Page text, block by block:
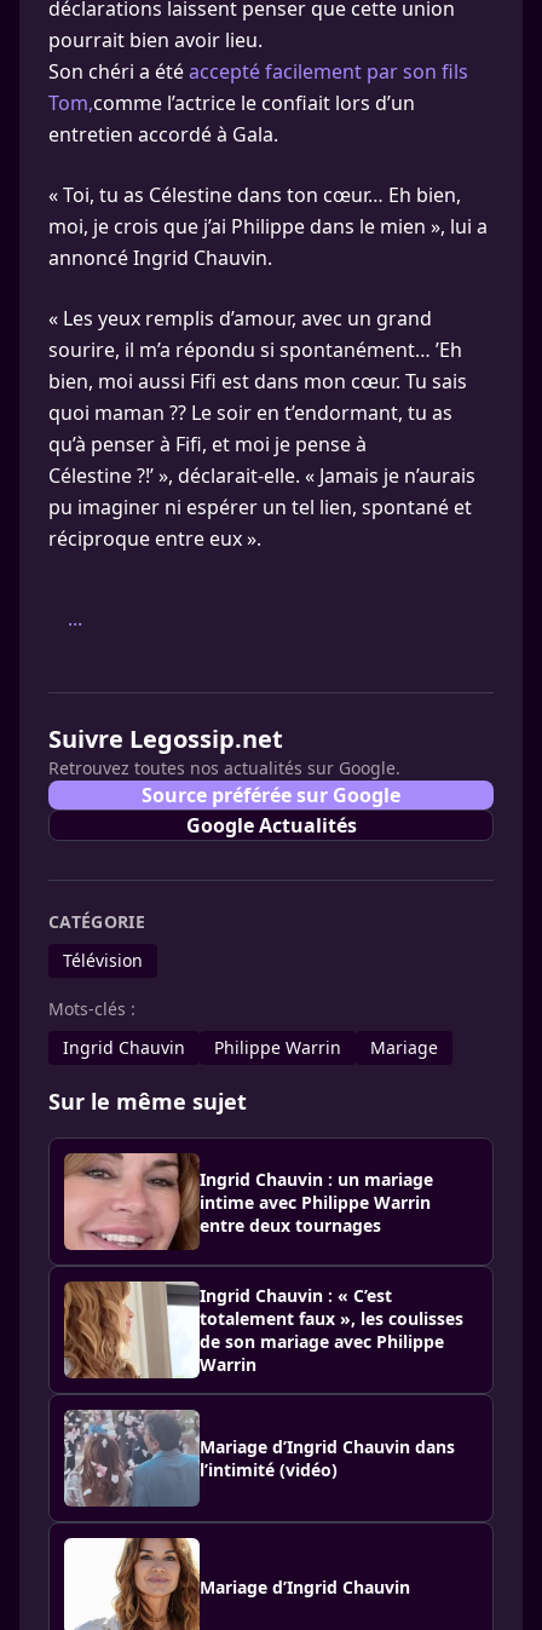
déclarations laissent penser que cette union
pourrait bien avoir lieu.
Son chéri a étéaccepté facilement par son fils
Tom,comme l’actrice le confiait lors d’un
entretien accordé à Gala.
« Toi, tu as Célestine dans ton cœur… Eh bien,
moi, je crois que j’ai Philippe dans le mien », lui a
annoncé Ingrid Chauvin.
« Les yeux remplis d’amour, avec un grand
sourire, il m’a répondu si spontanément… ’Eh
bien, moi aussi Fifi est dans mon cœur. Tu sais
quoi maman ?? Le soir en t’endormant, tu as
qu’à penser à Fifi, et moi je pense à
Célestine ?!’ », déclarait-elle. « Jamais je n’aurais
pu imaginer ni espérer un tel lien, spontané et
réciproque entre eux ».
...
Suivre Legossip.net
Retrouvez toutes nos actualités sur Google.
Source préférée sur Google
Google Actualités
CATÉGORIE
Télévision
Mots-clés :
Ingrid Chauvin
Philippe Warrin Mariage
Sur le même sujet
Ingrid Chauvin : un mariage
intime avec Philippe Warrin
entre deux tournages
Ingrid Chauvin : « C’est
totalement faux », les coulisses
de son mariage avec Philippe
Warrin
Mariage d’Ingrid Chauvin dans
l’intimité (vidéo)
Mariage d’Ingrid Chauvin